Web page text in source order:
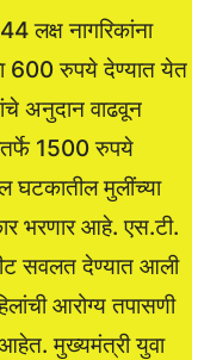
लक्ष नागरिकांना
600 रुपये देण्यात येत
अनुदान वाढवून
1500 रुपये
घटकातील मुलींच्या
भरणार आहे. एस.टी.
सवलत देण्यात आली
आरोग्य तपासणी
मुख्यमंत्री युवा